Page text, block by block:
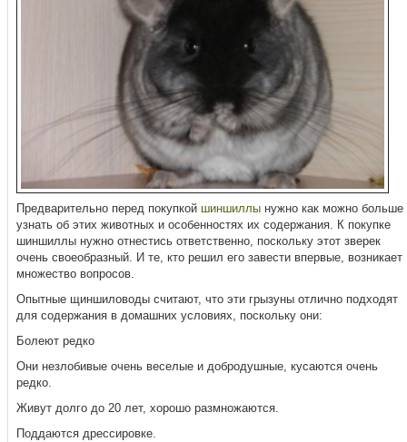
Предварительно перед покупкой шиншиллы нужно как можно больше
узнать об этих животных и особенностях их содержания. К покупке
шиншиллы нужно отнестись ответственно, поскольку этот зверек
очень своеобразный. И те, кто решил его завести впервые, возникает
множество вопросов.
Опытные щиншиловоды считают, что эти грызуны отлично подходят
для содержания в домашних условиях, поскольку они:
Болеют редко
Они незлобивые очень веселые и добродушные, кусаются очень
редко.
Живут долго до 20 лет, хорошо размножаются.
Поддаются дрессировке.